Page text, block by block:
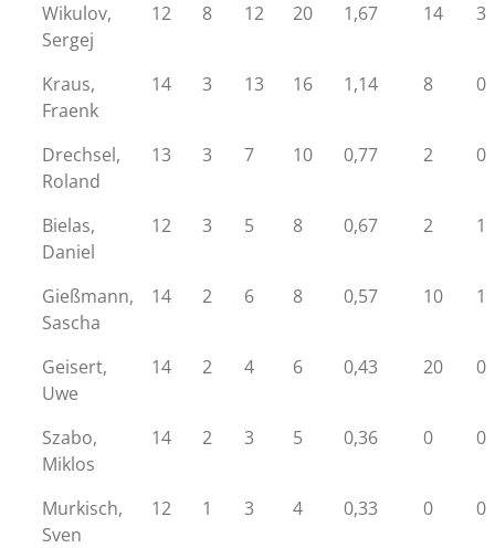
Wikulov,
Sergej
12 8 12 20 1,67 14 3
Kraus,
Fraenk
14 3 13 16 1,14 8 0
Drechsel,
Roland
13 3 7 10 0,77 2 0
Bielas,
Daniel
12 3 5 8 0,67 2 1
Gießmann,
Sascha
14 2 6 8 0,57 10 1
Geisert,
Uwe
14 2 4 6 0,43 20 0
Szabo,
Miklos
14 2 3 5 0,36 0 0
Murkisch,
Sven
12 1 3 4 0,33 0 0